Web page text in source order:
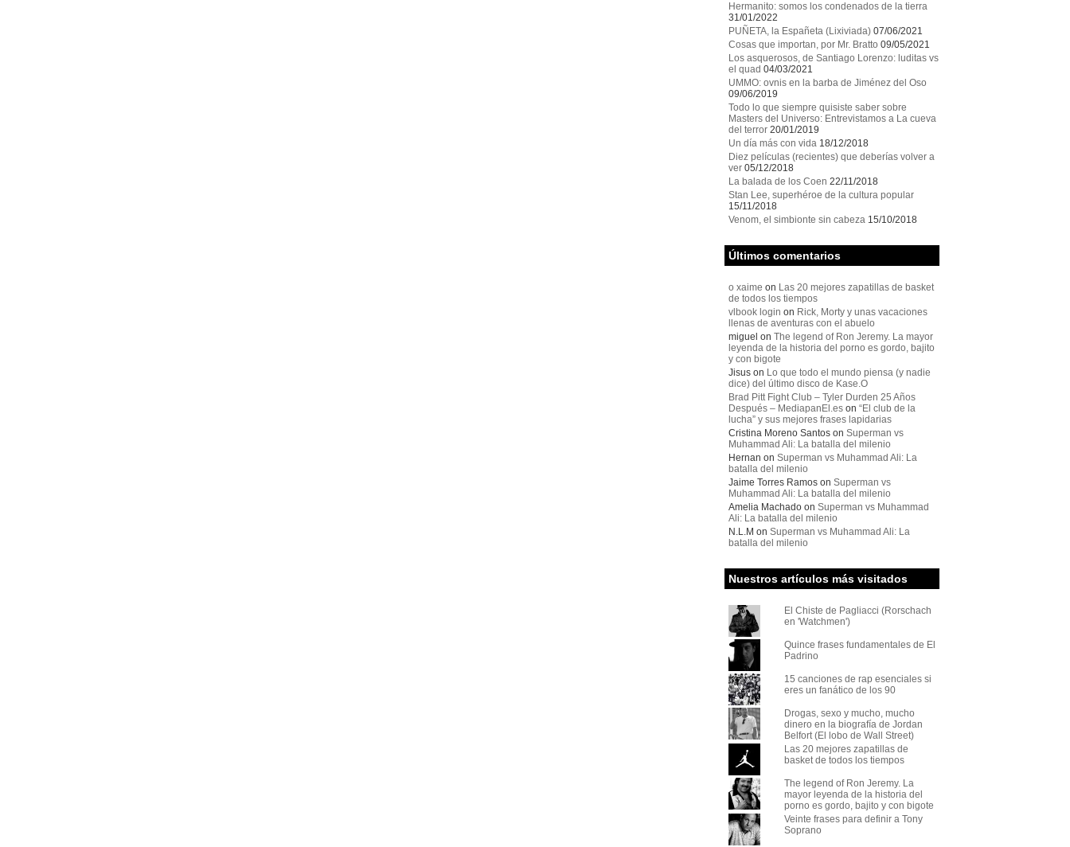
Hermanito: somos los condenados de la tierra
31/01/2022
PUÑETA, la Españeta (Lixiviada) 07/06/2021
Cosas que importan, por Mr. Bratto 09/05/2021
Los asquerosos, de Santiago Lorenzo: luditas vs
el quad 04/03/2021
UMMO: ovnis en la barba de Jiménez del Oso
09/06/2019
Todo lo que siempre quisiste saber sobre
Masters del Universo: Entrevistamos a La cueva
del terror 20/01/2019
Un día más con vida 18/12/2018
Diez películas (recientes) que deberías volver a
ver 05/12/2018
La balada de los Coen 22/11/2018
Stan Lee, superhéroe de la cultura popular
15/11/2018
Venom, el simbionte sin cabeza 15/10/2018
Últimos comentarios
o xaime on Las 20 mejores zapatillas de basket
de todos los tiempos
vlbook login on Rick, Morty y unas vacaciones
llenas de aventuras con el abuelo
miguel on The legend of Ron Jeremy. La mayor
leyenda de la historia del porno es gordo, bajito
y con bigote
Jisuson Lo que todo el mundo piensa (y nadie
dice) del último disco de Kase.O
Brad Pitt Fight Club – Tyler Durden 25 Años
Después – MediapanEl.eson “El club de la
lucha” y sus mejores frases lapidarias
Cristina Moreno Santoson Superman vs
Muhammad Ali: La batalla del milenio
Hernan on Superman vs Muhammad Ali: La
batalla del milenio
Jaime Torres Ramoson Superman vs
Muhammad Ali: La batalla del milenio
Amelia Machadoon Superman vs Muhammad
Ali: La batalla del milenio
N.L.M on Superman vs Muhammad Ali: La
batalla del milenio
Nuestros artículos más visitados
El Chiste de Pagliacci (Rorschach
en 'Watchmen')
Quince frases fundamentales de El
Padrino
15 canciones de rap esenciales si
eres un fanático de los 90
Drogas, sexo y mucho, mucho
dinero en la biografía de Jordan
Belfort (El lobo de Wall Street)
Las 20 mejores zapatillas de
basket de todos los tiempos
The legend of Ron Jeremy. La
mayor leyenda de la historia del
porno es gordo, bajito y con bigote
Veinte frases para definir a Tony
Soprano